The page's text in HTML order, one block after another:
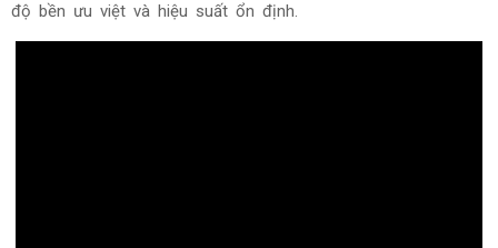
độ bền ưu việt và hiệu suất ổn định.